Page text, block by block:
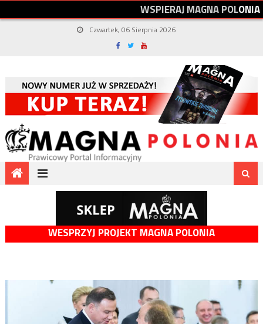
WSPIERAJMAGNAPOLONIA
Czwartek, 06 Sierpnia 2026
WESPRZYJ PROJEKT MAGNA POLONIA